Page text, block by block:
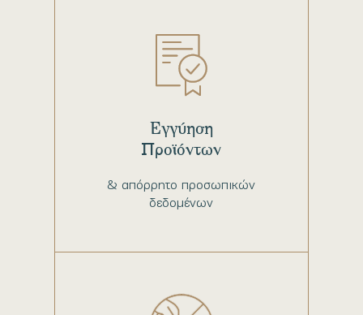
& απόρρητο προσωπικών
δεδομένων
Εγγύηση
Προϊόντων